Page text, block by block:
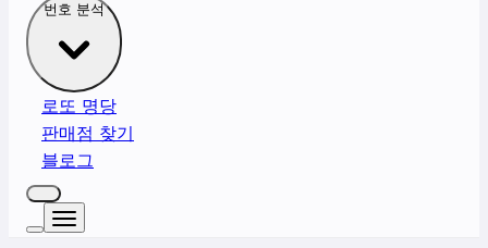
번호 분석
로또 명당
판매점 찾기
블로그